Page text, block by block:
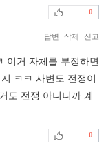
0
답변 삭제 신고
이거 자체를 부정하면
ㅋㅋ 사변도 전쟁이
도 전쟁 아니니까 계
0